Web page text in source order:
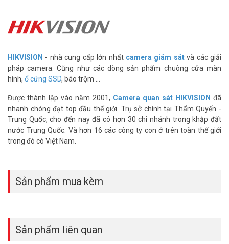
Review Dashcam B1 – Camera hành trình
Hikvision chất lượng
HIKVISION - nhà cung cấp lớn nhất camera giám sátvà các giải
pháp camera. Cũng như các dòng sản phẩm chuông cửa màn
hình, ổ cứng SSD, báo trộm ...
Được thành lập vào năm 2001, Camera quan sát HIKVISION đã
nhanh chóng đạt top đầu thế giới. Trụ sở chính tại Thẩm Quyến -
Trung Quốc, cho đến nay đã có hơn 30 chi nhánh trong khắp đất
nước Trung Quốc. Và hơn 16 các công ty con ở trên toàn thế giới
trong đó có Việt Nam.
Sản phẩm mua kèm
Sản phẩm liên quan